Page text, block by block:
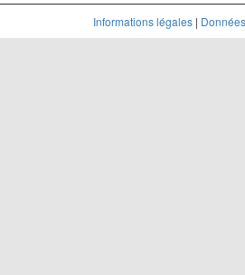
Informations légales|